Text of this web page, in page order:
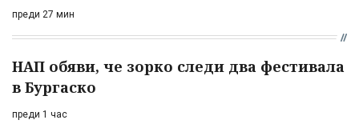
преди 27 мин
НАП обяви, че зорко следи два фестивала
в Бургаско
преди 1 час